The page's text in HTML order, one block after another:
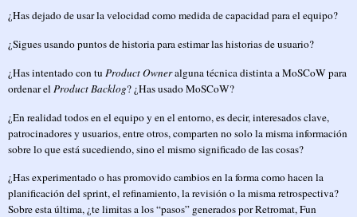
¿Has dejado de usar la velocidad como medida de capacidad para el equipo?
¿Sigues usando puntos de historia para estimar las historias de usuario?
¿Has intentado con tu Product Owneralguna técnica distinta a MoSCoW para
ordenar elProduct Backlog? ¿Has usado MoSCoW?
¿En realidad todos en el equipo y en el entorno, es decir, interesados clave,
patrocinadores y usuarios, entre otros, comparten no solo la misma información
sobre lo que está sucediendo, sino el mismo significado de las cosas?
¿Has experimentado o has promovido cambios en la forma como hacen la
planificación del sprint, el refinamiento, la revisión o la misma retrospectiva?
Sobre esta última, ¿te limitas a los “pasos” generados por Retromat, Fun